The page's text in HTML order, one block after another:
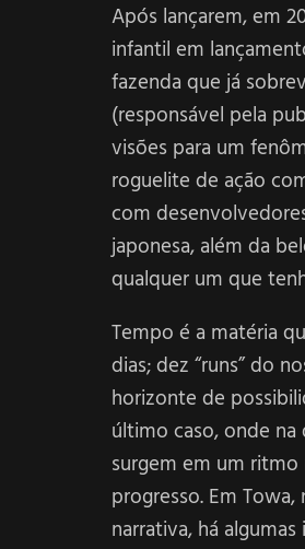
Após lançarem, em
infantil em
fazenda que já
(responsável pela
visões para um
roguelite de ação
com
japonesa, além da
qualquer um que
Tempo é a matéria
dias; dez “runs” do
horizonte de
último caso, onde
surgem em um
progresso. Em
narrativa, há